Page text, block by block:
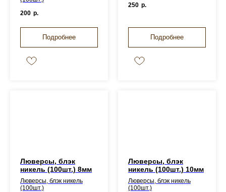
200 р.
Подробнее
250 р.
Подробнее
Люверсы, блэк
никель (100шт.) 8мм
Люверсы, блэк никель
(100шт.)
Люверсы, блэк
никель (100шт.) 10мм
Люверсы, блэк никель
(100шт.)